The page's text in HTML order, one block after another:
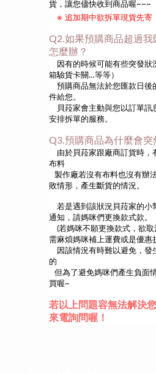
貨，讓您儘快收到商品喔~~~
※ 追加期中欲拆單現貨先寄
Q2.如果預購商品超過
怎麼辦？
因有的時候可能有些突發狀
箱驗貨卡關…等等）
預購商品無法於您匯款日後
件給您。
貝菈家會主動與您以訂單訊
安排拆單的服務。
Q3.預購商品為什麼會突
由於貝菈家跟廠商訂貨時，
布料
製作廠若沒有布料也沒有辦
敗情形，產生斷貨的情況。
若是遇到該狀況貝菈家的小
通知，請媽咪們更換款式款。
(若媽咪不願更換款式，欲取
需麻煩媽咪補上運費或是優惠
因該情況有時難以避免，發
的
但為了避免媽咪們產生負面
買喔~
若以上問題容無法解決
來電詢問喔！